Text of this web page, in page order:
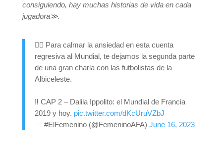
consiguiendo, hay muchas historias de vida en cada
jugadora≫.
✊🏻 Para calmar la ansiedad en esta cuenta
regresiva al Mundial, te dejamos la segunda parte
de una gran charla con las futbolistas de la
Albiceleste.
‼️ CAP 2 – Dalila Ippolito: el Mundial de Francia
2019 y hoy. pic.twitter.com/dKcUruVZbJ
— #ElFemenino (@FemeninoAFA) June 16, 2023